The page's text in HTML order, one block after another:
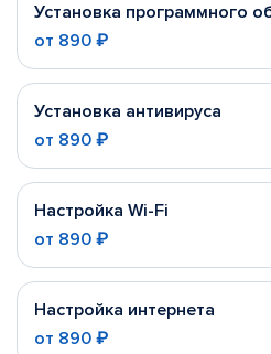
Установка программного
от 890 ₽
Установка антивируса
от 890 ₽
Настройка Wi-Fi
от 890 ₽
Настройка интернета
от 890 ₽